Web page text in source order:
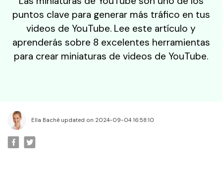
• Editar Videos con Móviles
Edición Básica
• Mejorar Videos
Edición Creativa
• Cambiar Cara
puntos clave para generar más tráfico en tus
videos de YouTube. Lee este artículo y
aprenderás sobre 8 excelentes herramientas
para crear miniaturas de videos de YouTube.
Ella Baché updated on 2024-09-04 16:58:10